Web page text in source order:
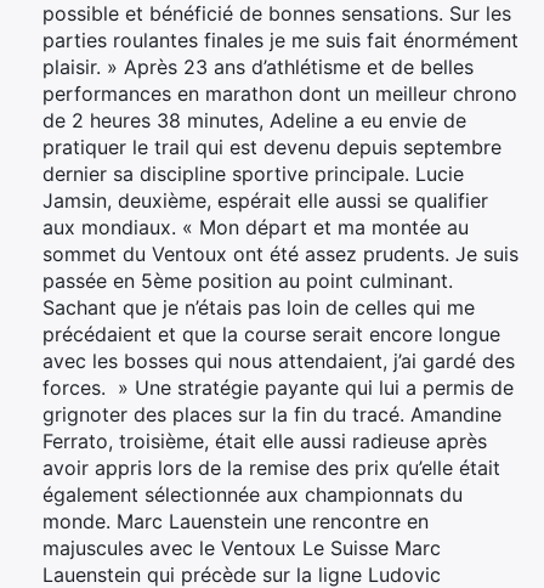
possible et bénéficié de bonnes sensations. Sur les
parties roulantes finales je me suis fait énormément
plaisir. » Après 23 ans d’athlétisme et de belles
performances en marathon dont un meilleur chrono
de 2 heures 38 minutes, Adeline a eu envie de
pratiquer le trail qui est devenu depuis septembre
dernier sa discipline sportive principale. Lucie
Jamsin, deuxième, espérait elle aussi se qualifier
aux mondiaux. « Mon départ et ma montée au
sommet du Ventoux ont été assez prudents. Je suis
passée en 5ème position au point culminant.
Sachant que je n’étais pas loin de celles qui me
précédaient et que la course serait encore longue
avec les bosses qui nous attendaient, j’ai gardé des
forces. » Une stratégie payante qui lui a permis de
grignoter des places sur la fin du tracé. Amandine
Ferrato, troisième, était elle aussi radieuse après
avoir appris lors de la remise des prix qu’elle était
également sélectionnée aux championnats du
monde. Marc Lauenstein une rencontre en
majuscules avec le Ventoux Le Suisse Marc
Lauenstein qui précède sur la ligne Ludovic